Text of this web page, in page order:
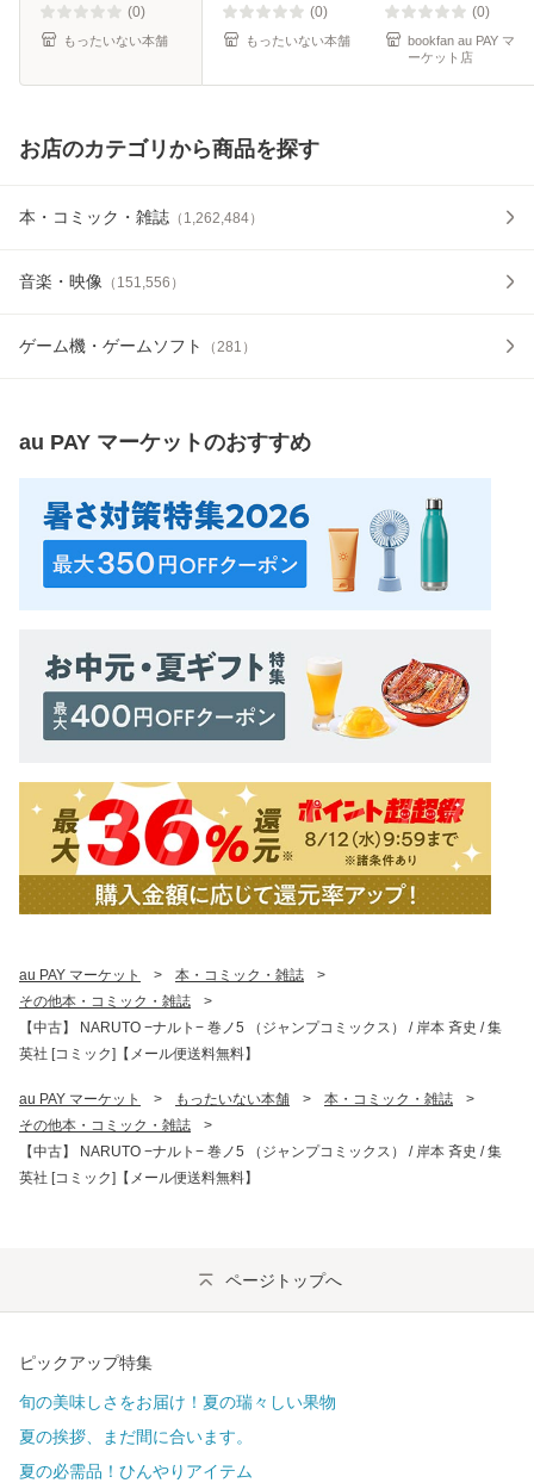
料】
(0)
もったいない本舗
(0)
もったいない本舗
(0)
bookfan au PAY マ
ーケット店
お店のカテゴリから商品を探す
本・コミック・雑誌 （ 1,262,484）
音楽・映像 （ 151,556 ）
ゲーム機・ゲームソフト （281 ）
au PAY マーケットのおすすめ
au PAY マーケット > 本・コミック・雑誌
>
その他本・コミック・雑誌
>
【中古】 NARUTO −ナルト− 巻ノ5 （ジャンプコミックス） / 岸本 斉史 / 集
英社 [コミック]【メール便送料無料】
au PAY マーケット > もったいない本舗 > 本・コミック・雑誌
>
その他本・コミック・雑誌
>
【中古】 NARUTO −ナルト− 巻ノ5 （ジャンプコミックス） / 岸本 斉史 / 集
英社 [コミック]【メール便送料無料】
ページトップへ
ピックアップ特集
旬の美味しさをお届け！夏の瑞々しい果物
夏の挨拶、まだ間に合います。
夏の必需品！ひんやりアイテム